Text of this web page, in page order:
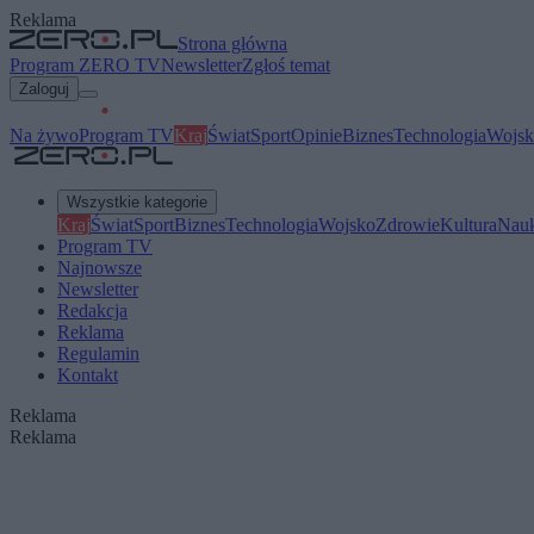
Reklama
Strona główna
Program ZERO TVNewsletterZgłoś temat
Zaloguj
Na żywoProgram TVKrajŚwiatSportOpinieBiznesTechnologia
Wszystkie kategorie
KrajŚwiatSportBiznesTechnologiaWojskoZdrowieKultura
Program TV
Najnowsze
Newsletter
Redakcja
Reklama
Regulamin
Kontakt
Reklama
Reklama